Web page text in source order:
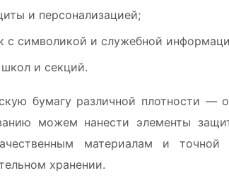
и персонализацией;
с символикой и служебной
и секций.
бумагу различной плотности —
можем нанести элементы
материалам и точной
хранении.